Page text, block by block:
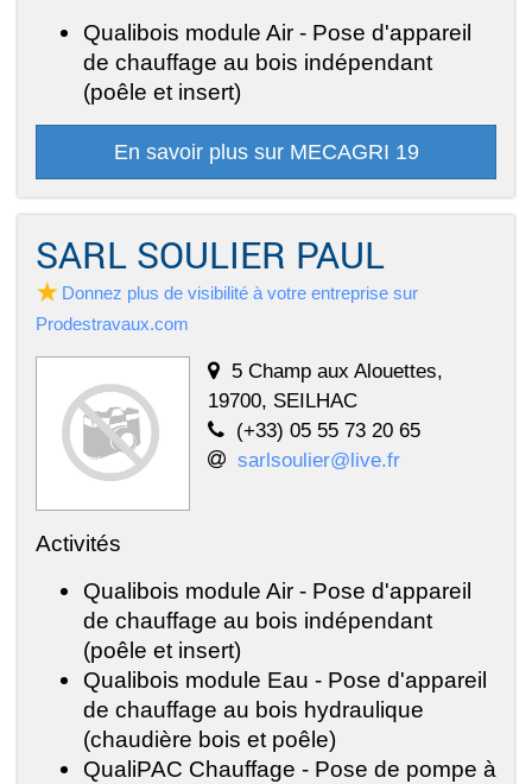
Qualibois module Air - Pose d'appareil
de chauffage au bois indépendant
(poêle et insert)
En savoir plus sur MECAGRI 19
SARL SOULIER PAUL
Donnez plus de visibilité à votre entreprise sur
Prodestravaux.com
5 Champ aux Alouettes,
19700, SEILHAC
(+33) 05 55 73 20 65
sarlsoulier@live.fr
Activités
Qualibois module Air - Pose d'appareil
de chauffage au bois indépendant
(poêle et insert)
Qualibois module Eau - Pose d'appareil
de chauffage au bois hydraulique
(chaudière bois et poêle)
QualiPAC Chauffage - Pose de pompe à